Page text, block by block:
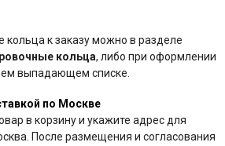
к заказу можно в разделе
кольца, либо при оформлении
выпадающем списке.
по Москве
в корзину и укажите адрес для
После размещения и согласования